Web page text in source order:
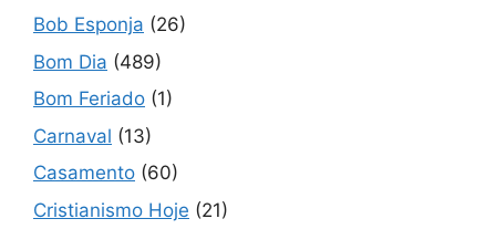
Bob Esponja (26)
Bom Dia (489)
Bom Feriado (1)
Carnaval (13)
Casamento (60)
Cristianismo Hoje (21)